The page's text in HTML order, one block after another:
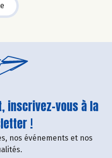
inscrivez-vous à la
!
nos événements et nos